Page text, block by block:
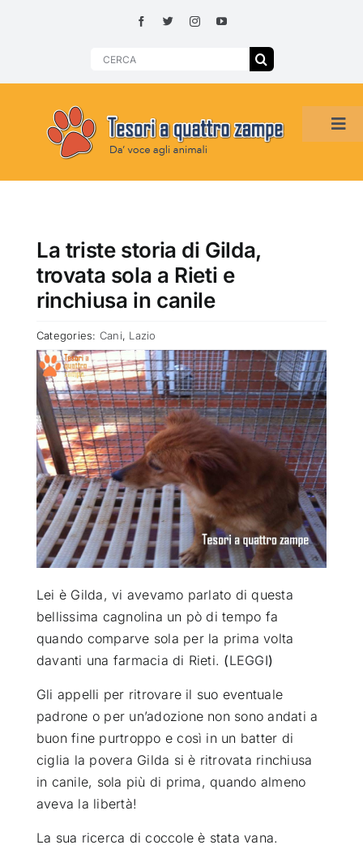
Search
HOME
SMARRITI O DA ADOTTARE
ADOTTATI O RITROVATI
ATTUALITÀ
VIDEO
CHI SIAMO
RUBRICHE
SEMPRE CON ME
La triste storia di Gilda,
trovata sola a Rieti e
rinchiusa in canile
Categories: Cani, Lazio
Lei è Gilda, vi avevamo parlato di questa
bellissima cagnolina un pò di tempo fa
quando comparve sola per la prima volta
davanti una farmacia di Rieti. (LEGGI)
Gli appelli per ritrovare il suo eventuale
padrone o per un’adozione non sono andati a
buon fine purtroppo e così in un batter di
ciglia la povera Gilda si è ritrovata rinchiusa
in canile, sola più di prima, quando almeno
aveva la libertà!
La sua ricerca di coccole è stata vana.